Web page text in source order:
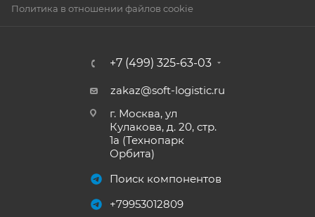
Политика в отношении файлов cookie
+7 (499) 325-63-03
zakaz@soft-logistic.ru
г. Москва, ул
Кулакова, д. 20, стр.
1а (Технопарк
Орбита)
Поиск компонентов
+79953012809